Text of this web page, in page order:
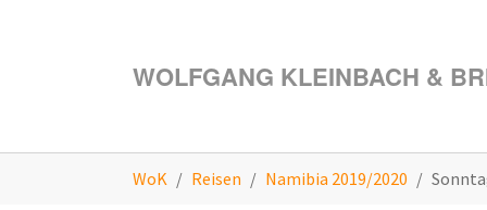
WOLFGANG KLEINBACH &
WoK Reisen Namibia 2019/2020